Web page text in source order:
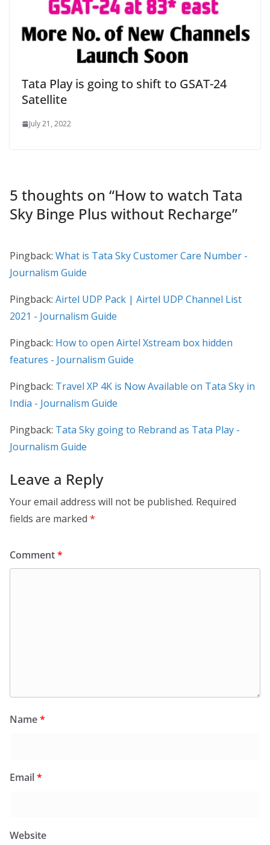
Tata Play is going to shift to GSAT-24
Satellite
July 21, 2022
5 thoughts on “How to watch Tata
Sky Binge Plus without Recharge”
Pingback: What is Tata Sky Customer Care Number -
Journalism Guide
Pingback: Airtel UDP Pack | Airtel UDP Channel List
2021 - Journalism Guide
Pingback: How to open Airtel Xstream box hidden
features - Journalism Guide
Pingback: Travel XP 4K is Now Available on Tata Sky in
India - Journalism Guide
Pingback: Tata Sky going to Rebrand as Tata Play -
Journalism Guide
Leave a Reply
Your email address will not be published. Required
fields are marked *
Comment*
Name*
Email*
Website